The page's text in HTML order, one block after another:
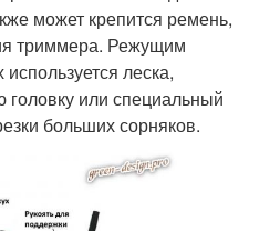
может крепится ремень,
триммера. Режущим
леска,
или специальный
больших сорняков.